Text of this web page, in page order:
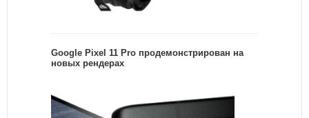
Google Pixel 11 Pro продемонстрирован на
новых рендерах